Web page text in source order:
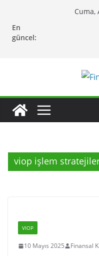
content
Cuma,
En
güncel:
viop işlem
VIOP
10 Mayıs 2025 Finansal